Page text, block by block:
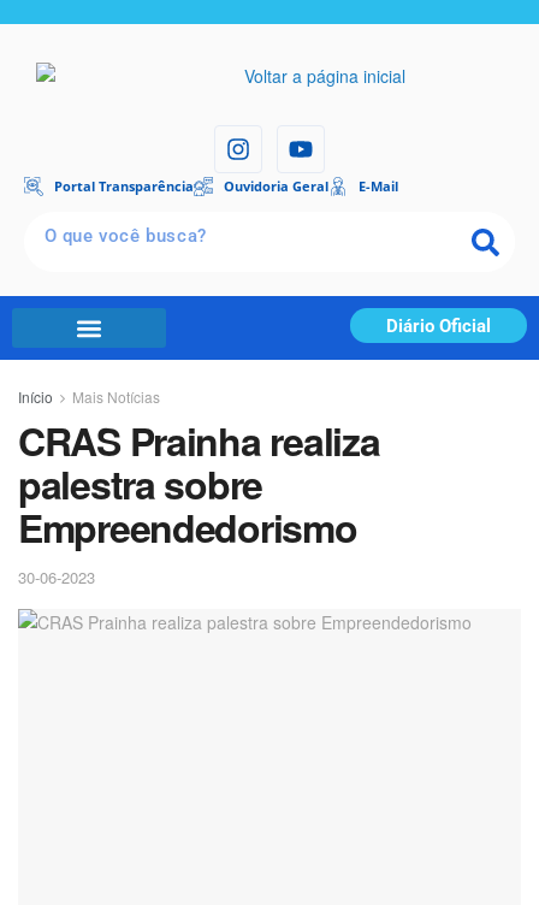
Portal Transparência Ouvidoria Geral E-Mail
Diário Oficial
Início Mais Notícias
CRAS Prainha realiza
palestra sobre
Empreendedorismo
30-06-2023